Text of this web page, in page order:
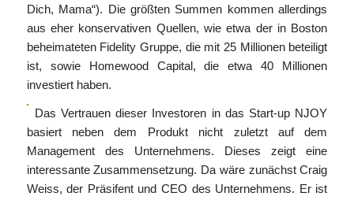
Dich, Mama“). Die größten Summen kommen allerdings
aus eher konservativen Quellen, wie etwa der in Boston
beheimateten Fidelity Gruppe, die mit 25 Millionen beteiligt
ist, sowie Homewood Capital, die etwa 40 Millionen
investiert haben.
Das Vertrauen dieser Investoren in das Start-up NJOY
basiert neben dem Produkt nicht zuletzt auf dem
Management des Unternehmens. Dieses zeigt eine
interessante Zusammensetzung. Da wäre zunächst Craig
Weiss, der Präsifent und CEO des Unternehmens. Er ist